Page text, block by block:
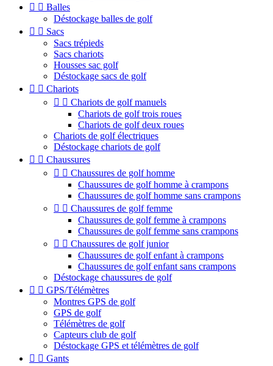
  Balles
Déstockage balles de golf
  Sacs
Sacs trépieds
Sacs chariots
Housses sac golf
Déstockage sacs de golf
  Chariots
  Chariots de golf manuels
Chariots de golf trois roues
Chariots de golf deux roues
Chariots de golf électriques
Déstockage chariots de golf
  Chaussures
  Chaussures de golf homme
Chaussures de golf homme à crampons
Chaussures de golf homme sans crampons
  Chaussures de golf femme
Chaussures de golf femme à crampons
Chaussures de golf femme sans crampons
  Chaussures de golf junior
Chaussures de golf enfant à crampons
Chaussures de golf enfant sans crampons
Déstockage chaussures de golf
  GPS/Télémètres
Montres GPS de golf
GPS de golf
Télémètres de golf
Capteurs club de golf
Déstockage GPS et télémètres de golf
  Gants